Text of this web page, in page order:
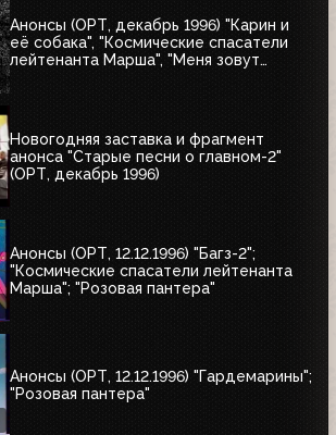
Анонсы (ОРТ, декабрь 1996) "Карин и
её собака", "Космические спасатели
лейтенанта Марша", "Меня зовут
Новогодняя заставка и фрагмент
анонса "Старые песни о главном-2"
(ОРТ, декабрь 1996)
Анонсы (ОРТ, 12.12.1996) "Багз-2";
"Космические спасатели лейтенанта
Марша"; "Розовая пантера"
Анонсы (ОРТ, 12.12.1996) "Гардемарины";
"Розовая пантера"